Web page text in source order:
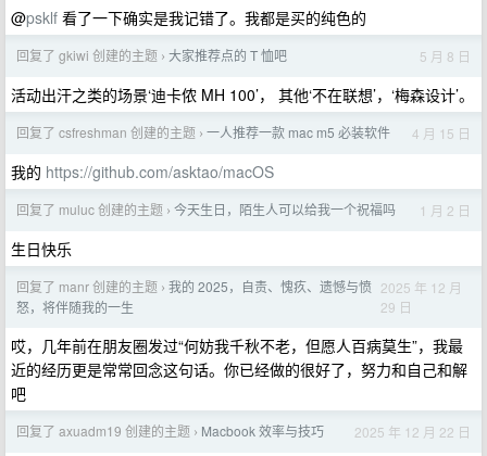
@psklf 看了一下确实是我记错了。我都是买的纯色的
回复了 gkiwi 创建的主题 › 大家推荐点的 T 恤吧 5 月 8 日
活动出汗之类的场景‘迪卡侬 MH 100’， 其他‘不在联想’，‘梅森设计’。
回复了 csfreshman 创建的主题 › 一人推荐一款 mac m5 必装软件 4 月 15 日
我的 https://github.com/asktao/macOS
回复了 muluc 创建的主题 › 今天生日，陌生人可以给我一个祝福吗 1 月 2 日
生日快乐
回复了 manr 创建的主题 › 我的 2025，自责、愧疚、遗憾与愤
怒，将伴随我的一生
2025 年 12 月
29 日
哎，几年前在朋友圈发过“何妨我千秋不老，但愿人百病莫生”，我最
近的经历更是常常回念这句话。你已经做的很好了，努力和自己和解
吧
回复了 axuadm19 创建的主题 › Macbook 效率与技巧 2025 年 12 月 22 日